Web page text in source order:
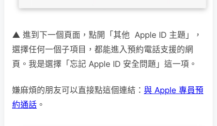
▲ 進到下一個頁面，點開「其他 Apple ID 主題」，
選擇任何一個子項目，都能進入預約電話支援的網
頁。我是選擇「忘記 Apple ID 安全問題」這一項。
嫌麻煩的朋友可以直接點這個連結： 與 Apple 專員預
約通話 。